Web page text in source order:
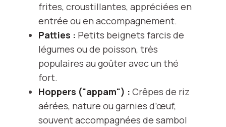
frites, croustillantes, appréciées en
entrée ou en accompagnement.
Patties : Petits beignets farcis de
légumes ou de poisson, très
populaires au goûter avec un thé
fort.
Hoppers ("appam") : Crêpes de riz
aérées, nature ou garnies d’œuf,
souvent accompagnées de sambol